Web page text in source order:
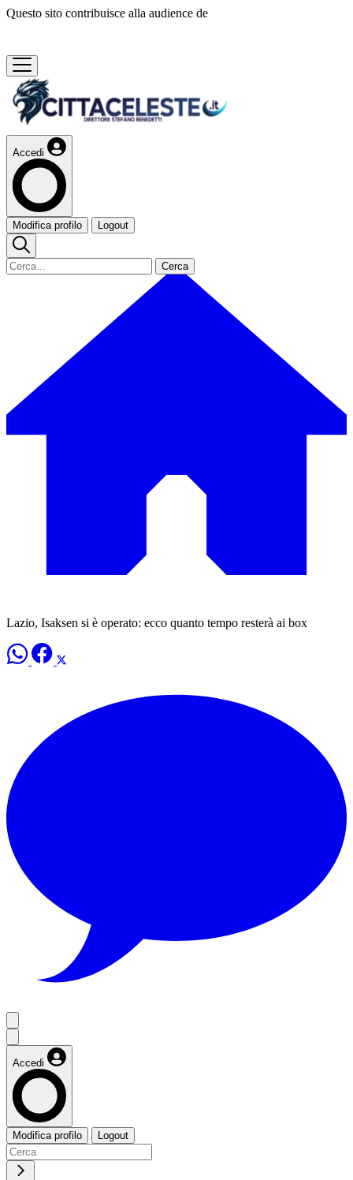
Questo sito contribuisce alla audience de
Accedi
Modifica profilo Logout
Cerca
Lazio, Isaksen si è operato: ecco quanto tempo resterà ai box
Accedi
Modifica profilo Logout